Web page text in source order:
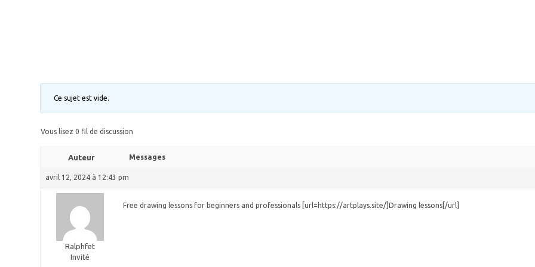
Ce sujet est vide.
Vous lisez 0 fil de discussion
Auteur Messages
avril 12, 2024 à 12:43 pm
Ralphfet
Invité
Free drawing lessons for beginners and professionals [url=https://artplays.site/]Drawing lessons[/url]